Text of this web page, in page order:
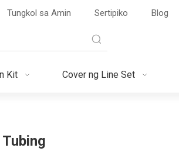
Tungkol sa Amin Sertipiko Blog
Kit Cover ng Line Set